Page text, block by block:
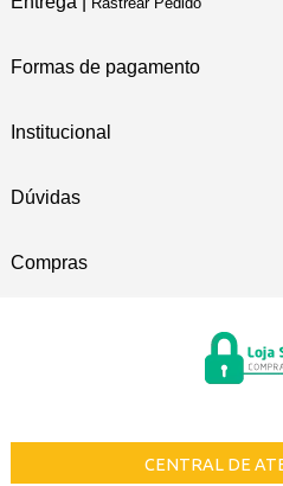
Formas de pagamento
Institucional
Dúvidas
Compras
CENTRAL DE